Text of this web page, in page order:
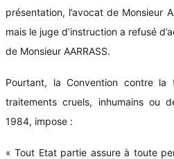
présentation, l’avocat de Monsieur
mais le juge d’instruction a refusé
de Monsieur AARRASS.
Pourtant, la Convention contre
traitements cruels, inhumains ou
1984, impose :
« Tout Etat partie assure à toute